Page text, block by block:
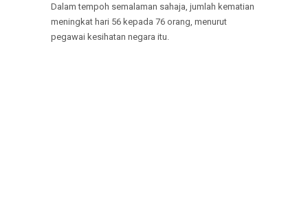
Dalam tempoh semalaman sahaja, jumlah kematian
meningkat hari 56 kepada 76 orang, menurut
pegawai kesihatan negara itu.